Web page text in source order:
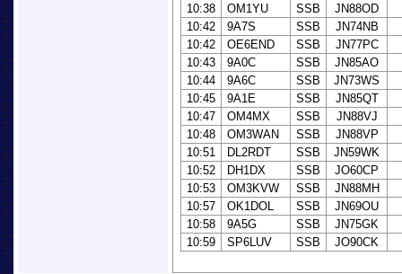
10:38
OM1YU SSB
JN88OD
10:42
9A7S SSB
JN74NB
10:42
OE6END SSB
JN77PC
10:43
9A0C SSB
JN85AO
10:44
9A6C SSB
JN73WS
10:45
9A1E SSB
JN85QT
10:47
OM4MX SSB
JN88VJ
10:48
OM3WAN SSB
JN88VP
10:51
DL2RDT SSB
JN59WK
10:52
DH1DX SSB
JO60CP
10:53
OM3KVW SSB
JN88MH
10:57
OK1DOL SSB
JN69OU
10:58
9A5G SSB
JN75GK
10:59
SP6LUV SSB JO90CK